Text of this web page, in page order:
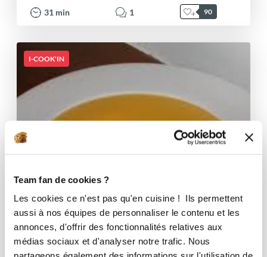
Team fan de cookies ?
Les cookies ce n'est pas qu'en cuisine ! Ils permettent
aussi à nos équipes de personnaliser le contenu et les
annonces, d'offrir des fonctionnalités relatives aux
médias sociaux et d'analyser notre trafic. Nous
31 min 1 90
I-COOK'IN